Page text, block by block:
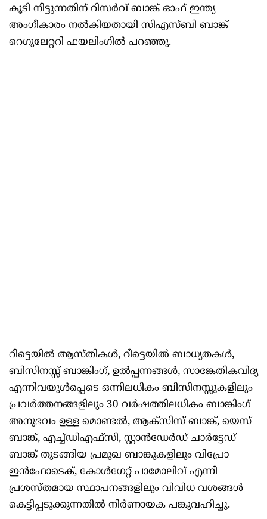
കൂടി നീട്ടുന്നതിന് റിസർവ് ബാങ്ക് ഓഫ് ഇന്ത്യ
അംഗീകാരം നൽകിയതായി സിഎസ്ബി ബാങ്ക്
റെഗുലേറ്ററി ഫയലിംഗിൽ പറഞ്ഞു.
റീട്ടെയിൽ ആസ്തികൾ, റീട്ടെയിൽ ബാധ്യതകൾ,
ബിസിനസ്സ് ബാങ്കിംഗ്, ഉൽപ്പന്നങ്ങൾ, സാങ്കേതികവിദ്യ
എന്നിവയുൾപ്പെടെ ഒന്നിലധികം ബിസിനസ്സുകളിലും
പ്രവർത്തനങ്ങളിലും 30 വർഷത്തിലധികം ബാങ്കിംഗ്
അനുഭവം ഉള്ള മൊണ്ടൽ, ആക്‌സിസ് ബാങ്ക്, യെസ്
ബാങ്ക്, എച്ച്‌ഡിഎഫ്‌സി, സ്റ്റാൻഡേർഡ് ചാർട്ടേഡ്
ബാങ്ക് തുടങ്ങിയ പ്രമുഖ ബാങ്കുകളിലും വിപ്രോ
ഇൻഫോടെക്, കോൾഗേറ്റ് പാമോലിവ് എന്നീ
പ്രശസ്തമായ സ്ഥാപനങ്ങളിലും വിവിധ വശങ്ങൾ
കെട്ടിപ്പടുക്കുന്നതിൽ നിർണായക പങ്കുവഹിച്ചു.